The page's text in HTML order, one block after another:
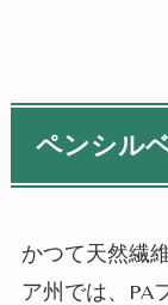
ペンシル
かつて天然繊
ア州では、PA